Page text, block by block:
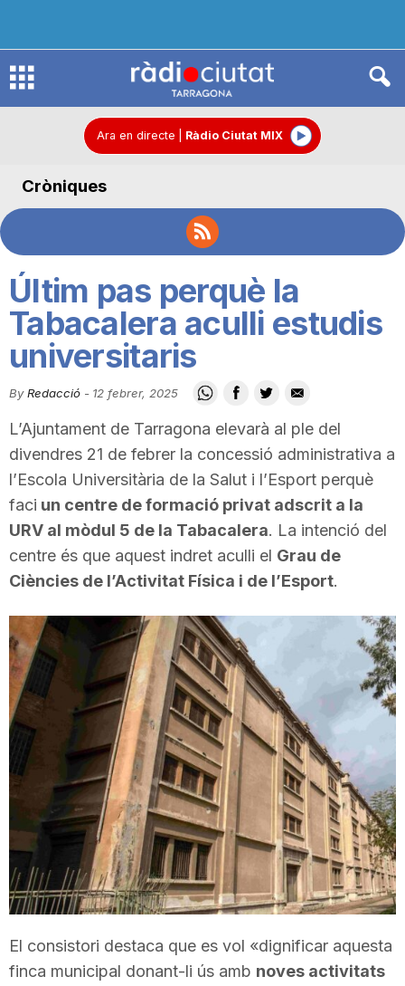
R
d
C
i
u
t
t
T
a
r
Ara en directe Ràdio Ciutat MIX
Cròniques
Últim pas perquè la
Tabacalera aculli estudis
universitaris
By Redacció - 12 febrer, 2025
L’Ajuntament de Tarragona elevarà al ple del
divendres 21 de febrer la concessió administrativa a
l’Escola Universitària de la Salut i l’Esport perquè
faci un centre de formació privat adscrit a la
URV al mòdul 5 de la Tabacalera. La intenció del
centre és que aquest indret aculli el Grau de
Ciències de l’Activitat Física i de l’Esport.
El consistori destaca que es vol «dignificar aquesta
finca municipal donant-li ús amb noves activitats